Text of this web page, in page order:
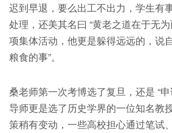
迟到早退，要么出工不出力，学生有
处理，还美其名曰 “黄老之道在于无
项集体活动，他更是躲得远远的，说
粮食的事”。
桑老师第一次考博选了复旦，还是 “
导师更是选了历史学界的一位知名教
策稍有变动，一些高校担心通过笔试